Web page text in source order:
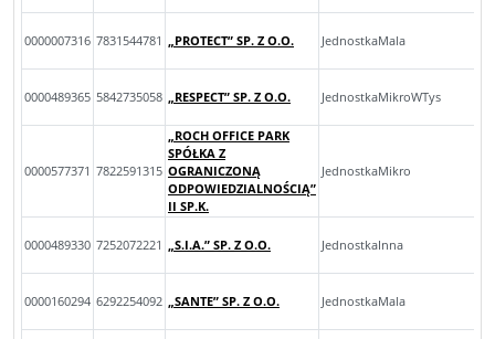
0000007316 7831544781 „PROTECT” SP. Z O.O. JednostkaMala
0000489365 5842735058 „RESPECT” SP. Z O.O. JednostkaMikroWTys
0000577371 7822591315
„ROCH OFFICE PARK
SPÓŁKA Z
OGRANICZONĄ
ODPOWIEDZIALNOŚCIĄ”
II SP.K.
JednostkaMikro
0000489330 7252072221 „S.I.A.” SP. Z O.O. JednostkaInna
0000160294 6292254092 „SANTE” SP. Z O.O. JednostkaMala